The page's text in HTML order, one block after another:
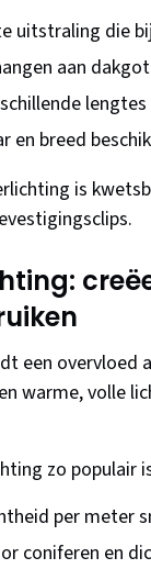
uitstraling die
aan
en breed
is
een overvloed
warme, volle
zo populair
per meter
coniferen en